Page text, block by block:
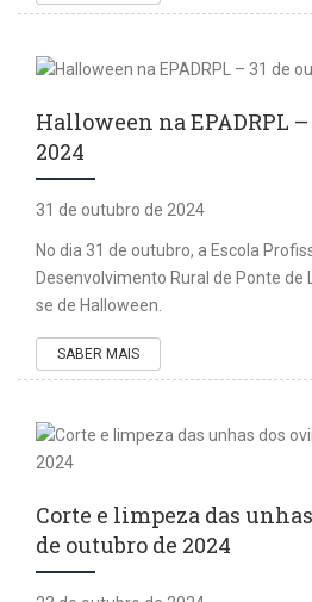
Halloween na EPADRPL
2024
31 de outubro de 2024
No dia 31 de outubro, a Escola
Desenvolvimento Rural de Ponte de
se de Halloween.
SABER MAIS
Corte e limpeza das
de outubro de 2024